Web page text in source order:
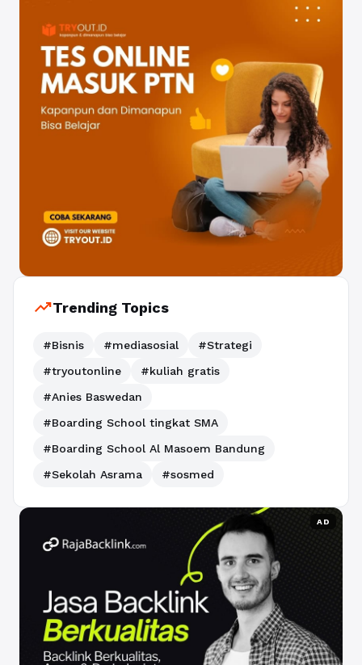
trending_upTrending Topics
#Bisnis #mediasosial
#Strategi
#tryoutonline
#kuliah gratis
#Anies Baswedan
#Boarding School tingkat SMA
#Boarding School Al Masoem Bandung
#Sekolah Asrama
#sosmed
AD